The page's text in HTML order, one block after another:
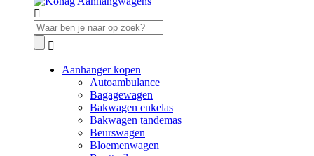
Aanhanger kopen
Autoambulance
Bagagewagen
Bakwagen enkelas
Bakwagen tandemas
Beurswagen
Bloemenwagen